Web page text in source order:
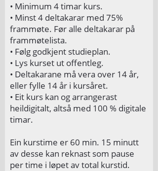
• Minimum 4 timar kurs.
• Minst 4 deltakarar med 75%
frammøte. Før alle deltakarar på
frammøtelista.
• Følg godkjent studieplan.
• Lys kurset ut offentleg.
• Deltakarane må vera over 14 år,
eller fylle 14 år i kursåret.
• Eit kurs kan og arrangerast
heildigitalt, altså med 100 % digitale
timar.
Ein kurstime er 60 min. 15 minutt
av desse kan reknast som pause
per time i løpet av total kurstid.